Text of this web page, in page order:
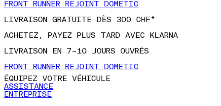
FRONT RUNNER REJOINT DOMETIC
LIVRAISON GRATUITE DÈS 300 CHF*
ACHETEZ, PAYEZ PLUS TARD AVEC KLARNA
LIVRAISON EN 7–10 JOURS OUVRÉS
FRONT RUNNER REJOINT DOMETIC
ÉQUIPEZ VOTRE VÉHICULE
ASSISTANCE
ENTREPRISE